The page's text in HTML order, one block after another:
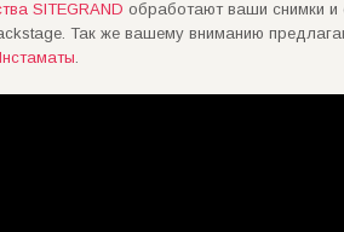
SITEGRAND обработают ваши снимки и
Так же вашему вниманию
.